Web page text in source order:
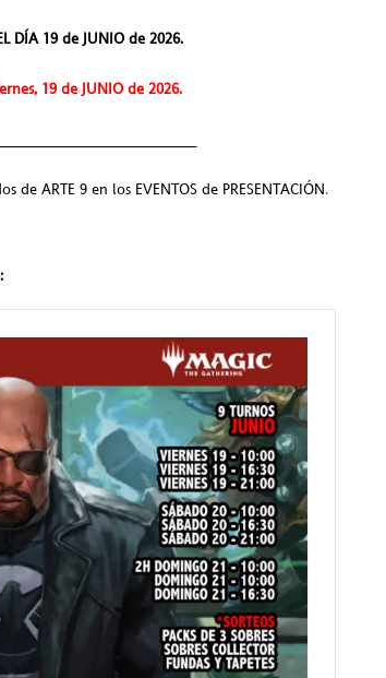
DÍA 19 de JUNIO de 2026.
19 de JUNIO de 2026.
ARTE 9 en los EVENTOS de PRESENTACIÓN.